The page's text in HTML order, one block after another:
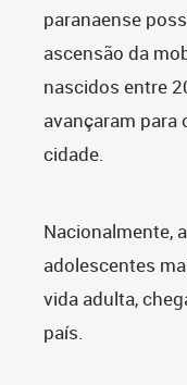
paranaense
ascensão da
nascidos entre
avançaram para
cidade.
Nacionalmente,
adolescentes
vida adulta,
país.